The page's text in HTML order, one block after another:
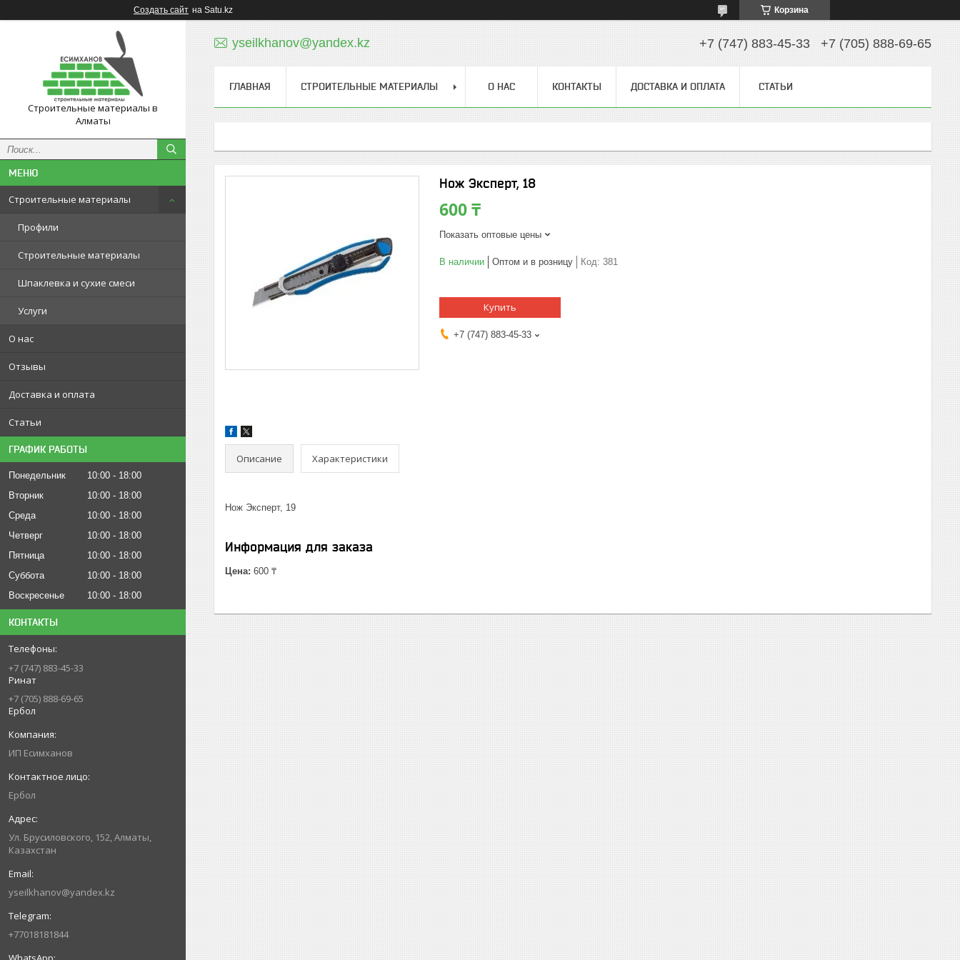
Создать сайт на Satu.kz Корзина
Строительные материалы в
Алматы
Строительные материалы
Профили
Строительные материалы
Шпаклевка и сухие смеси
Услуги
О нас
Отзывы
Доставка и оплата
Статьи
ГРАФИК РАБОТЫ
Понедельник 10:00
18:00
Вторник
10:00
18:00
Среда
10:00
18:00
Четверг
10:00
18:00
Пятница
10:00
18:00
Суббота
10:00
18:00
Воскресенье
10:00 18:00
КОНТАКТЫ
+7 (747) 883-45-33
Ринат
+7 (705) 888-69-65
Ербол
ИП Есимxанов
Ербол
Ул. Брусиловского, 152, Алматы,
Казахстан
yseilkhanov@yandex.kz
+77018181844
yseilkhanov@yandex.kz +7 (747) 883-45-33 +7 (705) 888-69-65
ГЛАВНАЯ СТРОИТЕЛЬНЫЕ МАТЕРИАЛЫ О НАС КОНТАКТЫ ДОСТАВКА И ОПЛАТА СТАТЬИ
Нож Эксперт, 18
600 ₸
Показать оптовые цены
В наличии Оптом и в розницу Код: 381
Купить
+7 (747) 883-45-33
Описание Характеристики
Нож Эксперт, 19
Информация для заказа
Цена: 600 ₸